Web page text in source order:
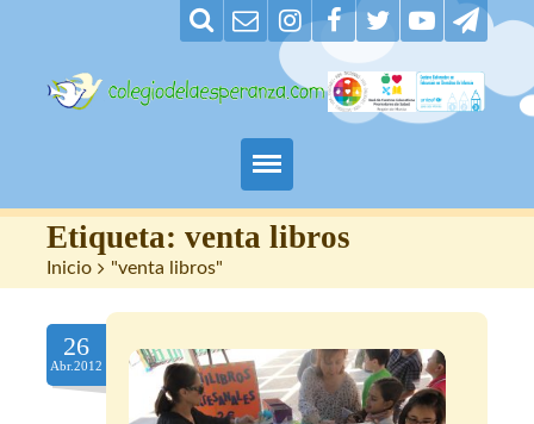
Padres
Alumnos
Maestros
Nuestro centro
Etiqueta: venta libros
Inicio > "venta libros"
26
Abr.2012